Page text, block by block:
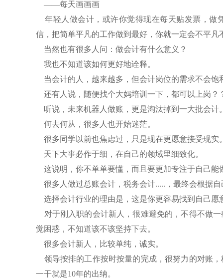
——每天画画画
年轻人做会计，或许你觉得现在每天贴发票，做
信，把简单平凡的工作做到最好，你就一定会不平
当然也有很多人问：做会计有什么意义？
我也不知道该如何更好地诠释。
当会计的人，越来越多，但会计岗位的需求不会饱
还有人说，随便找个大妈培训一下，都可以上岗？
听说，未来机器人做账，更是淘汰掉到一大批会计
何去何从，很多人也开始迷茫。
很多同学以前也焦虑过，只是现在更愿意接受现实
天下大事必作于细，在自己的领域里细致化。
这说明，你不单单要懂，而且要更加专注于自己能
很多人做过总账会计，税务会计.....，最终会根据
选择会计行业的理由是，这是你更容易找到自己愿
对于刚入职的会计新人，很难避免的，不得不做
觉困惑，不知道该不该坚持下去。
很多会计新人，比较单纯，诚实。
领导按排的工作按时按量的完成，很努力的对账
一干就是10年的出纳。